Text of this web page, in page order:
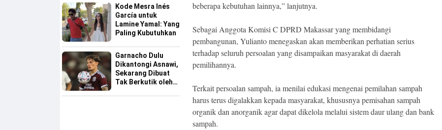
Sinjai
Kode Mesra Inés
García untuk
Lamine Yamal: Yang
Paling Kubutuhkan
Garnacho Dulu
Dikantongi Asnawi,
Sekarang Dibuat
Tak Berkutik oleh
beberapa kebutuhan lainnya,” lanjutnya.
Sebagai Anggota Komisi C DPRD Makassar yang membidangi
pembangunan, Yulianto menegaskan akan memberikan perhatian serius
terhadap seluruh persoalan yang disampaikan masyarakat di daerah
pemilihannya.
Terkait persoalan sampah, ia menilai edukasi mengenai pemilahan sampah
harus terus digalakkan kepada masyarakat, khususnya pemisahan sampah
organik dan anorganik agar dapat dikelola melalui sistem daur ulang dan bank
sampah.